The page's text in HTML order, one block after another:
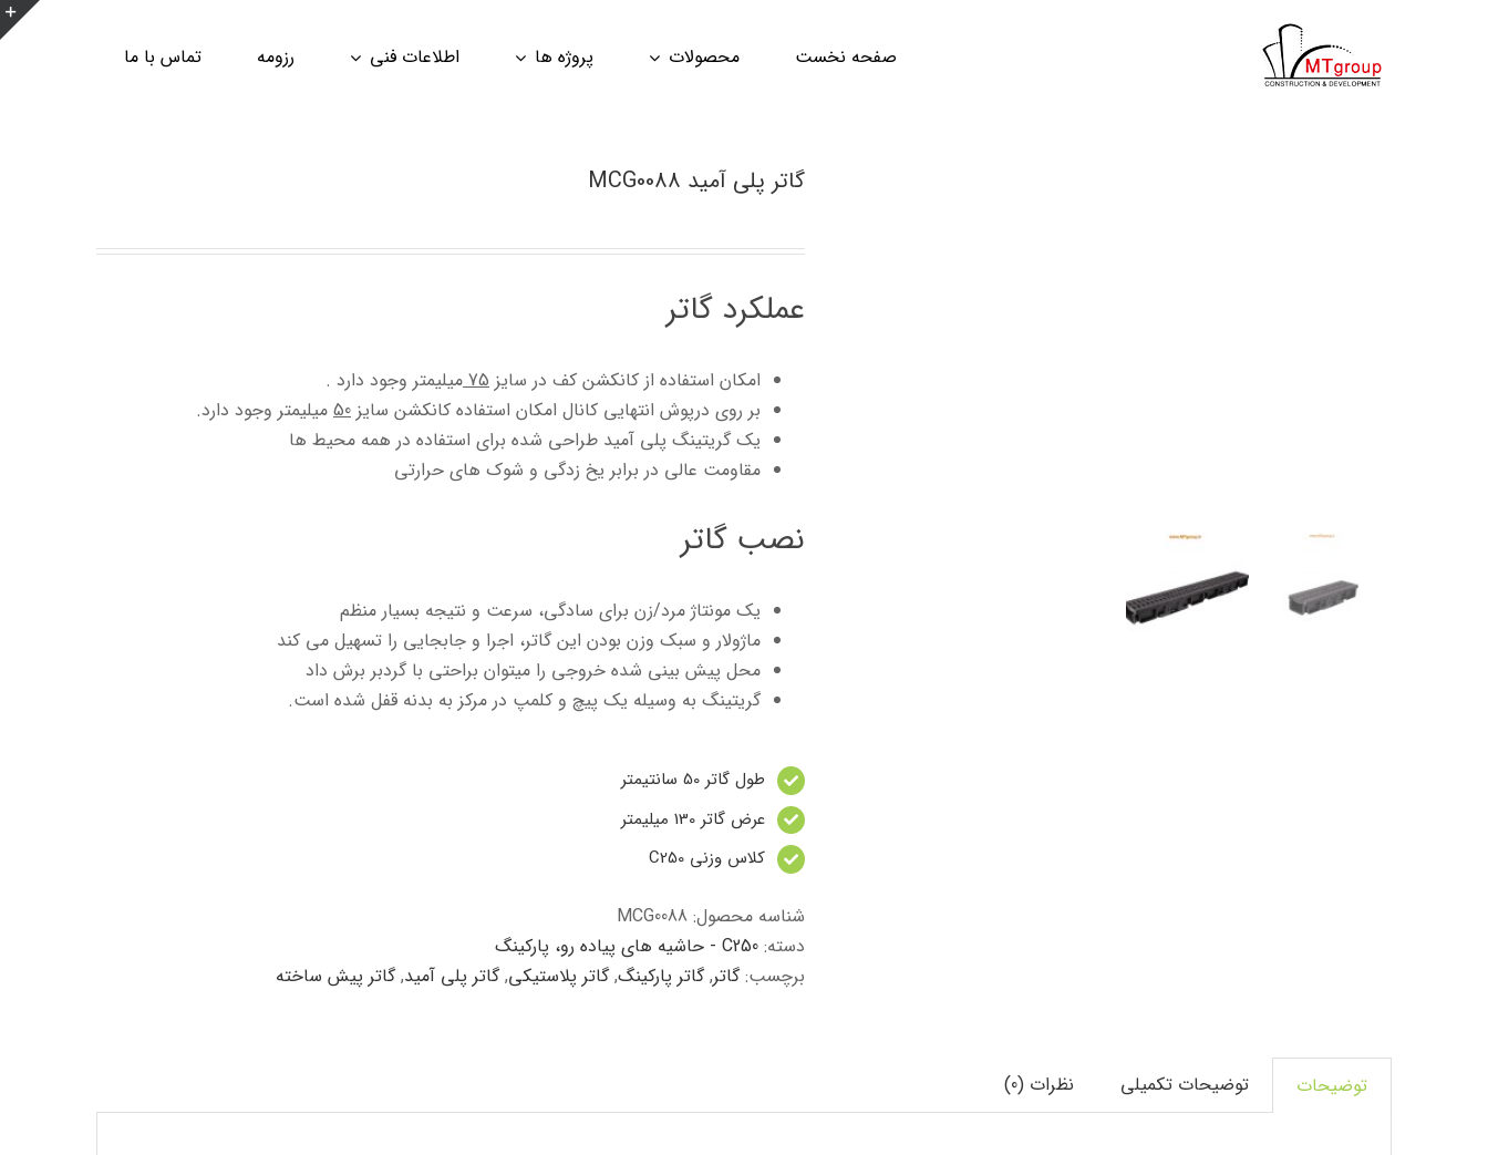
صفحه نخست محصولات پروژه ها اطلاعات فنی رزومه تماس با ما
گاتر پلی آمید MCG0088
عملکرد گاتر
امکان استفاده از کانکشن کف در سایز 75 میلیمتر وجود دارد .
بر روی درپوش انتهایی کانال امکان استفاده کانکشن سایز 50 میلیمتر وجود دارد.
یک گریتینگ پلی آمید طراحی شده برای استفاده در همه محیط ها
مقاومت عالی در برابر یخ زدگی و شوک های حرارتی
نصب گاتر
یک مونتاژ مرد/زن برای سادگی، سرعت و نتیجه بسیار منظم
ماژولار و سبک وزن بودن این گاتر، اجرا و جابجایی را تسهیل می کند
محل پیش بینی شده خروجی را میتوان براحتی با گردبر برش داد
گریتینگ به وسیله یک پیچ و کلمپ در مرکز به بدنه قفل شده است.
طول گاتر 50 سانتیمتر
عرض گاتر 130 میلیمتر
کلاس وزنی C250
شناسه محصول: MCG0088
دسته: C250 - حاشیه های پیاده رو، پارکینگ
برچسب:گاتر,گاتر پارکینگ,گاتر پلاستیکی,گاتر پلی آمید,گاتر پیش ساخته
توضیحات توضیحات تکمیلی نظرات (0)